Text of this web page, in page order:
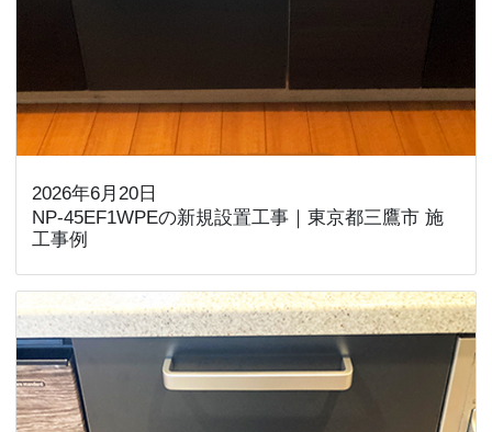
2026年6月20日
NP-45EF1WPEの新規設置工事｜東京都三鷹市 施
工事例